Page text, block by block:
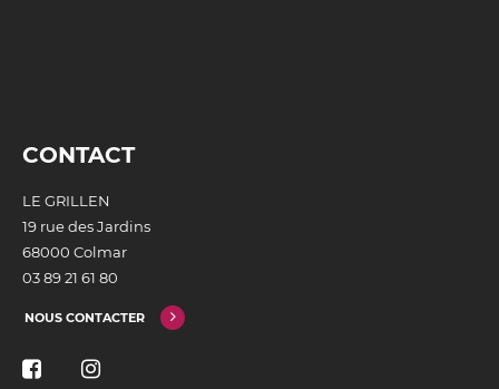
CONTACT
LE GRILLEN
19 rue des Jardins
68000 Colmar
03 89 21 61 80
NOUS CONTACTER